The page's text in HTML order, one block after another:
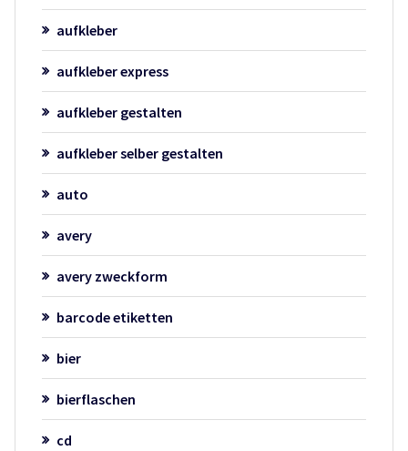
aufkleber
aufkleber express
aufkleber gestalten
aufkleber selber gestalten
auto
avery
avery zweckform
barcode etiketten
bier
bierflaschen
cd